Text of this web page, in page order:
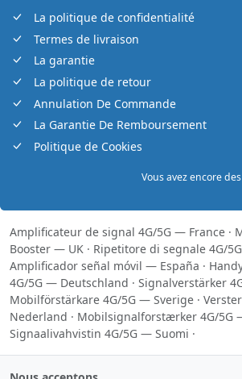
La politique de confidentialité
Termes de livraison
La garantie
La politique de retour
Annulation De Commande
La Garantie De Remboursement
Politique de Cookies
Vous avez encore
Amplificateur de signal 4G/5G — France ·
Booster — UK · Ripetitore di segnale 4G/
Amplificador señal móvil — España ·
4G/5G — Deutschland · Signalverstärker
Mobilförstärkare 4G/5G — Sverige ·
Nederland · Mobilsignalforstærker 4G/5G
Signaalivahvistin 4G/5G — Suomi ·